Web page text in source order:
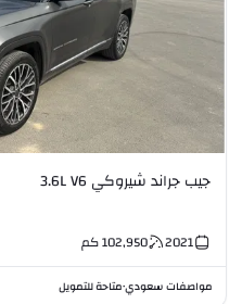
جيب جراند شيروكي 3.6L V6
2021
102,950كم
مواصفات سعودي•متاحة للتمويل